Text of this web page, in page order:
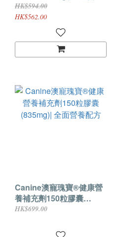
面營養配方 | 狗狗保健品
HK$594.00
HK$562.00
Canine澳寵瑰寶®健康營
養補充劑150粒膠囊
(835mg)| 全面營養配方
HK$699.00